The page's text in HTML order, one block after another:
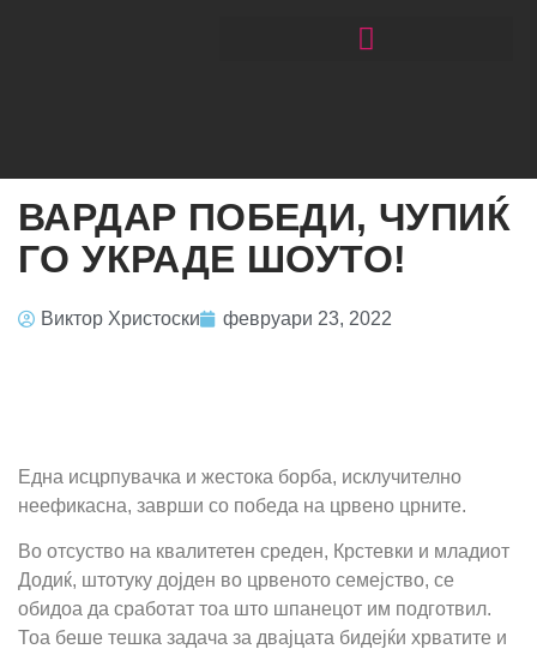
ВАРДАР ПОБЕДИ, ЧУПИЌ
ГО УКРАДЕ ШОУТО!
Виктор Христоски февруари 23, 2022
Една исцрпувачка и жестока борба, исклучително
неефикасна, заврши со победа на црвено црните.
Во отсуство на квалитетен среден, Крстевки и младиот
Додиќ, штотуку дојден во црвеното семејство, се
обидоа да сработат тоа што шпанецот им подготвил.
Тоа беше тешка задача за двајцата бидејќи хрватите и